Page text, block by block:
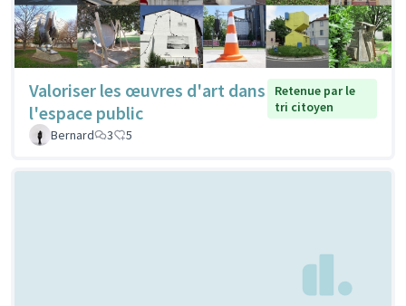
Valoriser les œuvres d'art dans
l'espace public
Retenue par le
tri citoyen
Bernard
3 5